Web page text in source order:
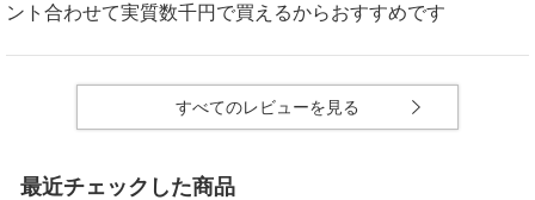
ント合わせて実質数千円で買えるからおすすめです
すべてのレビューを見る
最近チェックした商品